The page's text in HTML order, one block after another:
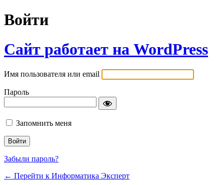
Войти
Сайт работает на WordPress
Имя пользователя или email
Пароль
Запомнить меня
Забыли пароль?
← Перейти к Информатика Эксперт